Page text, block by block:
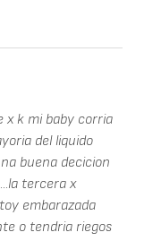
x k mi baby corria
del liquido
buena decicion
tercera x
embarazada
o tendria riegos